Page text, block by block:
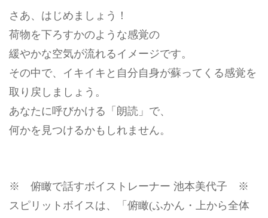
さあ、はじめましょう！
荷物を下ろすかのような感覚の
緩やかな空気が流れるイメージです。
その中で、イキイキと自分自身が蘇ってくる感覚を
取り戻しましょう。
あなたに呼びかける「朗読」で、
何かを見つけるかもしれません。
※ 俯瞰で話すボイストレーナー 池本美代子 ※
スピリットボイスは、「俯瞰(ふかん・上から全体